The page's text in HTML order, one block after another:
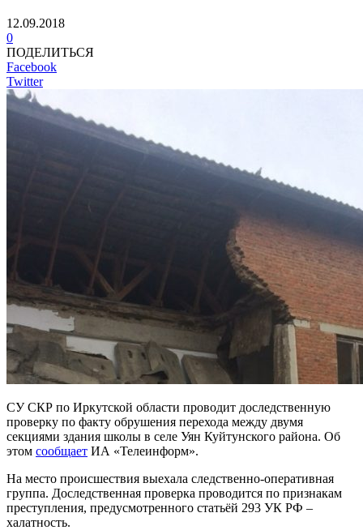
12.09.2018
0
ПОДЕЛИТЬСЯ
Facebook
Twitter
СУ СКР по Иркутской области проводит доследственную
проверку по факту обрушения перехода между двумя
секциями здания школы в селе Уян Куйтунского района. Об
этом сообщает ИА «Телеинформ».
На место происшествия выехала следственно-оперативная
группа. Доследственная проверка проводится по признакам
преступления, предусмотренного статьёй 293 УК РФ –
халатность.